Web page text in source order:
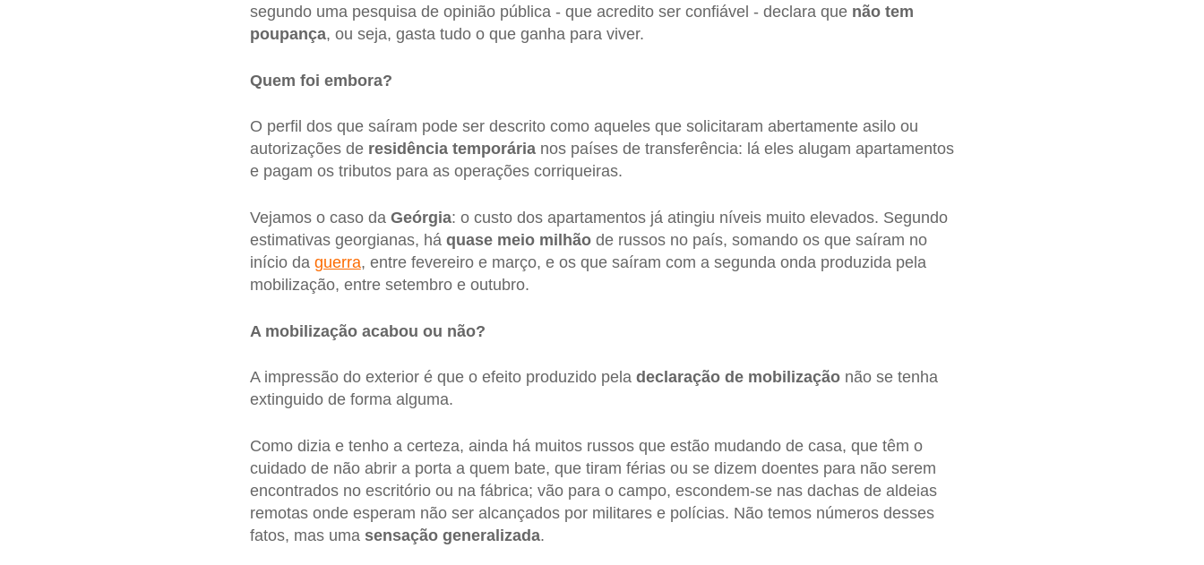
segundo uma pesquisa de opinião pública - que acredito ser confiável - declara que não tem
poupança, ou seja, gasta tudo o que ganha para viver.
Quem foi embora?
O perfil dos que saíram pode ser descrito como aqueles que solicitaram abertamente asilo ou
autorizações de residência temporárianos países de transferência: lá eles alugam apartamentos
e pagam os tributos para as operações corriqueiras.
Vejamos o caso da Geórgia: o custo dos apartamentos já atingiu níveis muito elevados. Segundo
estimativas georgianas, há quase meio milhãode russos no país, somando os que saíram no
início da guerra, entre fevereiro e março, e os que saíram com a segunda onda produzida pela
mobilização, entre setembro e outubro.
A mobilização acabou ou não?
A impressão do exterior é que o efeito produzido pela declaração de mobilizaçãonão se tenha
extinguido de forma alguma.
Como dizia e tenho a certeza, ainda há muitos russos que estão mudando de casa, que têm o
cuidado de não abrir a porta a quem bate, que tiram férias ou se dizem doentes para não serem
encontrados no escritório ou na fábrica; vão para o campo, escondem-se nas dachas de aldeias
remotas onde esperam não ser alcançados por militares e polícias. Não temos números desses
fatos, mas uma sensação generalizada.